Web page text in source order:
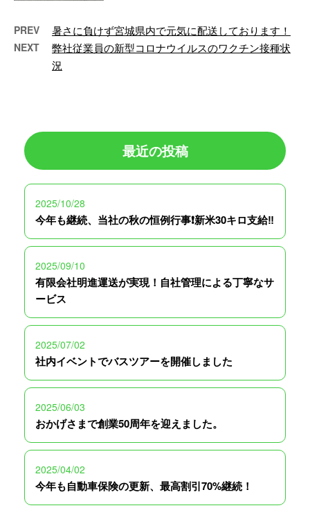
PREV 暑さに負けず宮城県内で元気に配送しております！
NEXT
弊社従業員の新型コロナウイルスのワクチン接種状
況
最近の投稿
2025/10/28
今年も継続、当社の秋の恒例行事❗️新米30キロ支給‼️
2025/09/10
有限会社明進運送が実現！自社管理による丁寧なサ
ービス
2025/07/02
社内イベントでバスツアーを開催しました
2025/06/03
おかげさまで創業50周年を迎えました。
2025/04/02
今年も自動車保険の更新、最高割引70%継続！